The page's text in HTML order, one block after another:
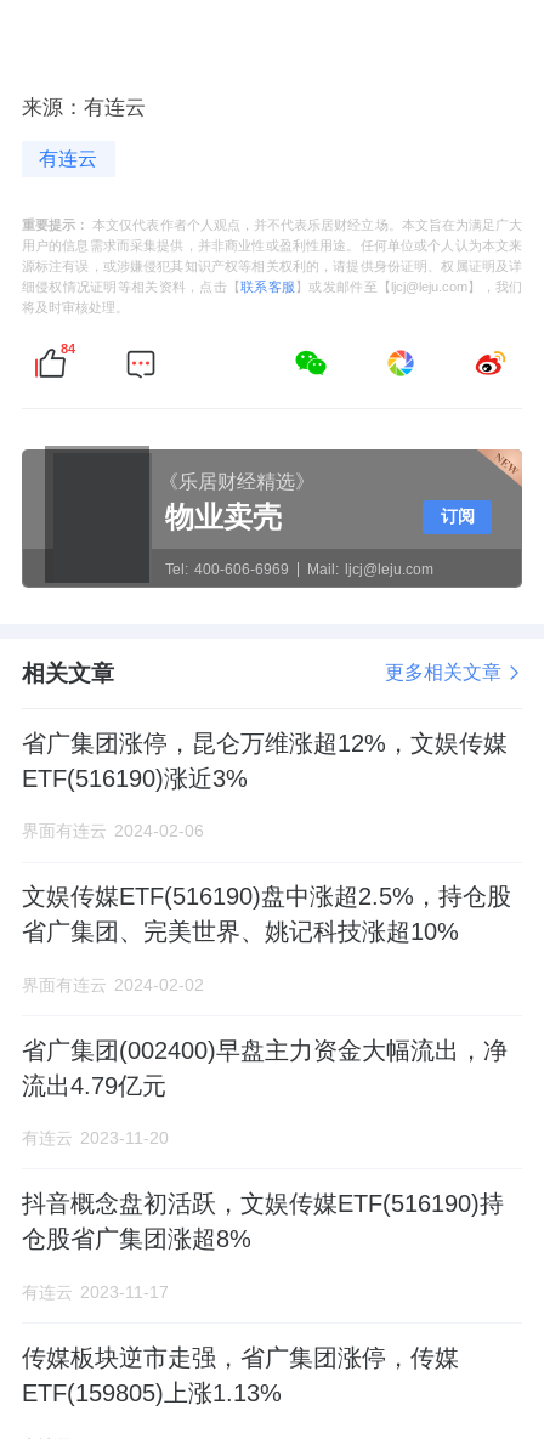
来源：有连云
有连云
重要提示： 本文仅代表作者个人观点，并不代表乐居财经立场。本文旨在为满足广大
用户的信息需求而采集提供，并非商业性或盈利性用途。任何单位或个人认为本文来
源标注有误，或涉嫌侵犯其知识产权等相关权利的，请提供身份证明、权属证明及详
细侵权情况证明等相关资料，点击【联系客服 】或发邮件至【ljcj@leju.com】，我们
将及时审核处理。
84
《乐居财经精选》
物业卖壳
Tel: 400-606-6969 Mail: ljcj@leju.com
订阅
相关文章 更多相关文章
省广集团涨停，昆仑万维涨超12%，文娱传媒
ETF(516190)涨近3%
界面有连云 2024-02-06
文娱传媒ETF(516190)盘中涨超2.5%，持仓股
省广集团、完美世界、姚记科技涨超10%
界面有连云 2024-02-02
省广集团(002400)早盘主力资金大幅流出，净
流出4.79亿元
有连云 2023-11-20
抖音概念盘初活跃，文娱传媒ETF(516190)持
仓股省广集团涨超8%
有连云 2023-11-17
传媒板块逆市走强，省广集团涨停，传媒
ETF(159805)上涨1.13%